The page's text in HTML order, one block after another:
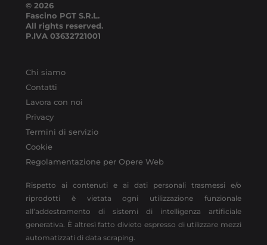
© 2026
Fascino PGT S.R.L.
All rights reserved.
P.IVA 03632721001
Chi siamo
Contatti
Lavora con noi
Privacy
Termini di servizio
Cookie
Regolamentazione per Opere Web
Rispetto ai contenuti e ai dati personali trasmessi e/o
riprodotti è vietata ogni utilizzazione funzionale
all’addestramento di sistemi di intelligenza artificiale
generativa. È altresì fatto divieto espresso di utilizzare mezzi
automatizzati di data scraping.